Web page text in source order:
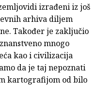
izrađeni iz još
arhiva diljem
Također je zaključio
mnogo
kao i civilizacija
da je taj nepoznati
kartografijom od bilo